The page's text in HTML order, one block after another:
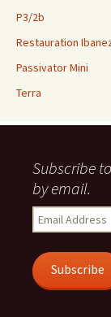
P3/2b
Restauration
Passivator Mini
Terra
Subscribe
by email.
Email
Address
Subscribe